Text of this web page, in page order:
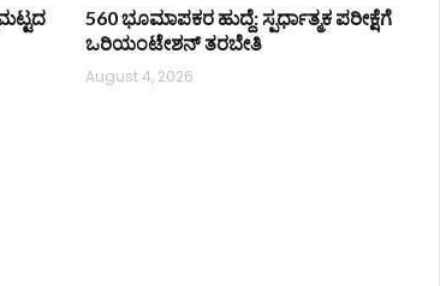
560 ಭೂಮಾಪಕರ ಹುದ್ದೆ: ಸ್ಪರ್ಧಾತ್ಮಕ ಪರೀಕ್ಷೆಗೆ
ಒರಿಯಂಟೇಶನ್ ತರಬೇತಿ
August 4, 2026